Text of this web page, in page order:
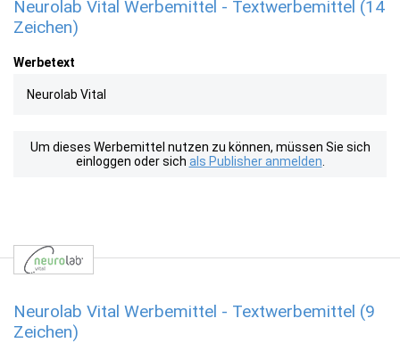
Neurolab Vital Werbemittel - Textwerbemittel (14
Zeichen)
Werbetext
Neurolab Vital
Um dieses Werbemittel nutzen zu können, müssen Sie sich
einloggen oder sich als Publisher anmelden
Neurolab Vital Werbemittel - Textwerbemittel (9
Zeichen)